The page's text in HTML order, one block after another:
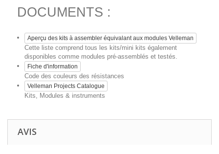
DOCUMENTS :
Aperçu des kits à assembler équivalant aux modules Velleman
Cette liste comprend tous les kits/mini kits également
disponibles comme modules pré-assemblés et testés.
Fiche d'information
Code des couleurs des résistances
Velleman Projects Catalogue
Kits, Modules & instruments
AVIS